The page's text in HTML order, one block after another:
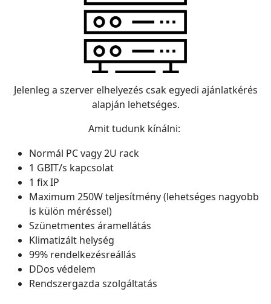
Jelenleg a szerver elhelyezés csak egyedi ajánlatkérés
alapján lehetséges.
Amit tudunk kínálni:
Normál PC vagy 2U rack
1 GBIT/s kapcsolat
1 fix IP
Maximum 250W teljesítmény (lehetséges nagyobb
is külön méréssel)
Szünetmentes áramellátás
Klimatizált helység
99% rendelkezésreállás
DDos védelem
Rendszergazda szolgáltatás